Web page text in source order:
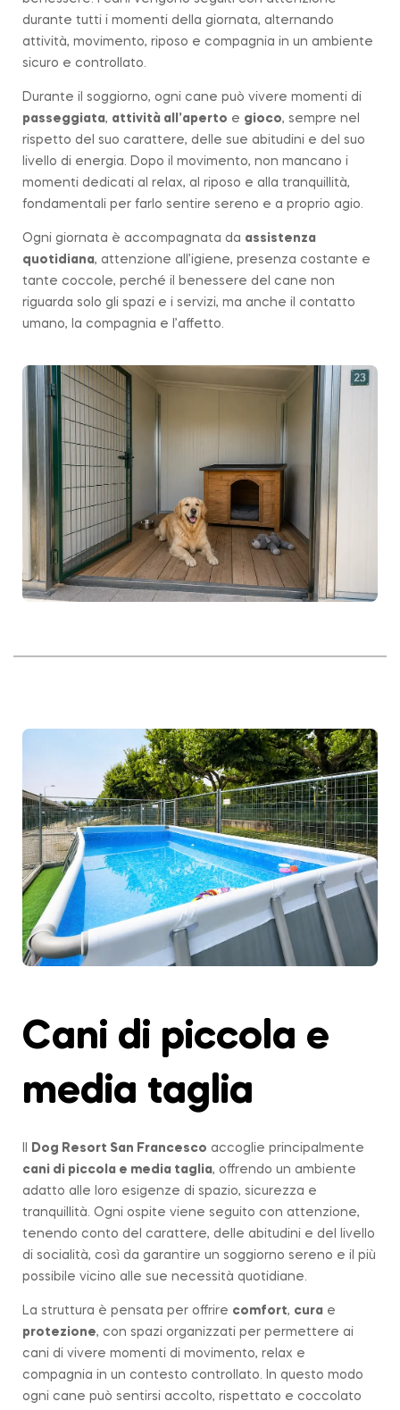
durante tutti i momenti della giornata, alternando
attività, movimento, riposo e compagnia in un ambiente
sicuro e controllato.
Durante il soggiorno, ogni cane può vivere momenti di
passeggiata, attività all’aperto e gioco, sempre nel
rispetto del suo carattere, delle sue abitudini e del suo
livello di energia. Dopo il movimento, non mancano i
momenti dedicati al relax, al riposo e alla tranquillità,
fondamentali per farlo sentire sereno e a proprio agio.
Ogni giornata è accompagnata da assistenza
quotidiana, attenzione all’igiene, presenza costante e
tante coccole, perché il benessere del cane non
riguarda solo gli spazi e i servizi, ma anche il contatto
umano, la compagnia e l’affetto.
Cani di piccola e
media taglia
Dog Resort San Francesco accoglie principalmente
cani di piccola e media taglia, offrendo un ambiente
adatto alle loro esigenze di spazio, sicurezza e
tranquillità. Ogni ospite viene seguito con attenzione,
tenendo conto del carattere, delle abitudini e del livello
di socialità, così da garantire un soggiorno sereno e il più
possibile vicino alle sue necessità quotidiane.
La struttura è pensata per offrire comfort, cura e
protezione, con spazi organizzati per permettere ai
cani di vivere momenti di movimento, relax e
compagnia in un contesto controllato. In questo modo
ogni cane può sentirsi accolto, rispettato e coccolato